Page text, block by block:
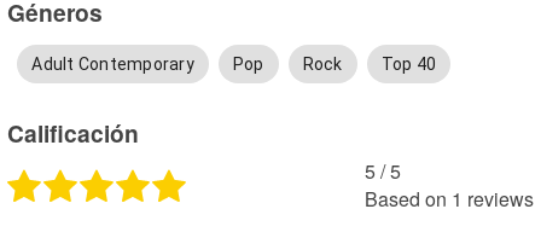
Géneros
Adult Contemporary Pop Rock Top 40
Calificación
5 /5
Based on 1 reviews